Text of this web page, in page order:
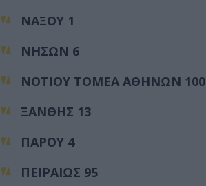
ΝΑΞΟΥ 1
ΝΗΣΩΝ 6
ΝΟΤΙΟΥ ΤΟΜΕΑ ΑΘΗΝΩΝ 100
ΞΑΝΘΗΣ 13
ΠΑΡΟΥ 4
ΠΕΙΡΑΙΩΣ 95